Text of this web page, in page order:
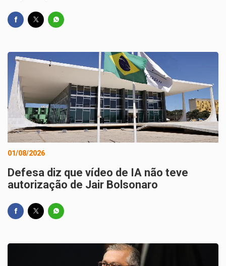
01/08/2026
Defesa diz que vídeo de IA não teve
autorização de Jair Bolsonaro